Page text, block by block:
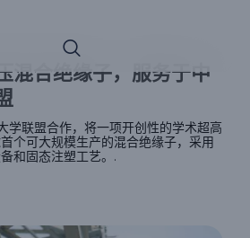
混合绝缘
混合绝缘子，服务于中
联盟合作，将一项开创性的学术超高
个可大规模生产的混合绝缘子，采用
和固态注塑工艺。.